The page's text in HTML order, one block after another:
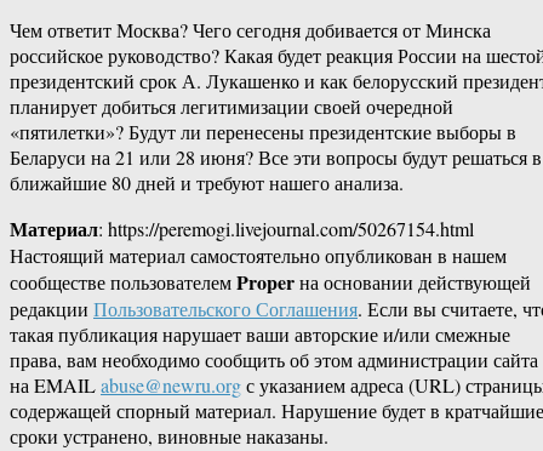
Чем ответит Москва? Чего сегодня добивается от Минска
российское руководство? Какая будет реакция России на
президентский срок А. Лукашенко и как белорусский
планирует добиться легитимизации своей очередной
«пятилетки»? Будут ли перенесены президентские выборы в
Беларуси на 21 или 28 июня? Все эти вопросы будут решаться в
ближайшие 80 дней и требуют нашего анализа.
Материал: https://peremogi.livejournal.com/50267154.html
Настоящий материал самостоятельно опубликован в нашем
сообществе пользователемProperна основании действующей
редакции Пользовательского Соглашения. Если вы считаете,
такая публикация нарушает ваши авторские и/или смежные
права, вам необходимо сообщить об этом администрации сайта
на EMAILabuse@newru.orgс указанием адреса (URL)
содержащей спорный материал. Нарушение будет в кратчайшие
сроки устранено, виновные наказаны.